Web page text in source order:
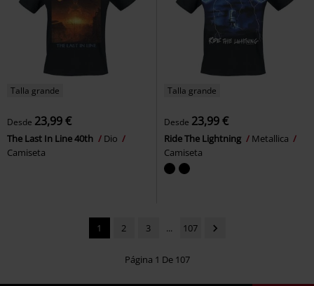
Talla grande
Desde 23,99 €
The Last In Line 40th
Dio
Camiseta
Talla grande
Desde 23,99 €
Ride The Lightning
Metallica
Camiseta
1 2 3 ... 107
Página 1 De 107